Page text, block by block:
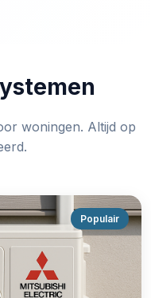
woningen. Altijd op
Populair